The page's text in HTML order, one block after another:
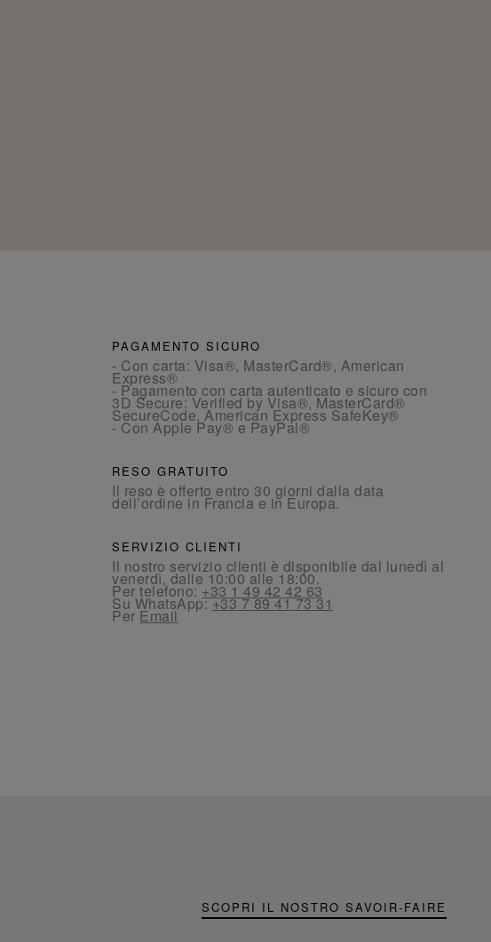
PAGAMENTO SICURO
- Con carta: Visa®, MasterCard®, American
Express®
- Pagamento con carta autenticato e sicuro con
3D Secure: Verified by Visa®, MasterCard®
SecureCode, American Express SafeKey®
- Con Apple Pay® e PayPal®
RESO GRATUITO
Il reso è offerto entro 30 giorni dalla data
dell’ordine in Francia e in Europa.
SERVIZIO CLIENTI
Il nostro servizio clienti è disponibile dal lunedì al
venerdì, dalle 10:00 alle 18:00.
Per telefono:+33 1 49 42 42 63
Su WhatsApp:+33 7 89 41 73 31
PerEmail
SCOPRI IL NOSTRO SAVOIR-FAIRE